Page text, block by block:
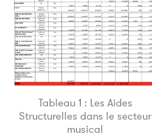
Tableau 1 : Les Aides
Structurelles dans le secteur
musical